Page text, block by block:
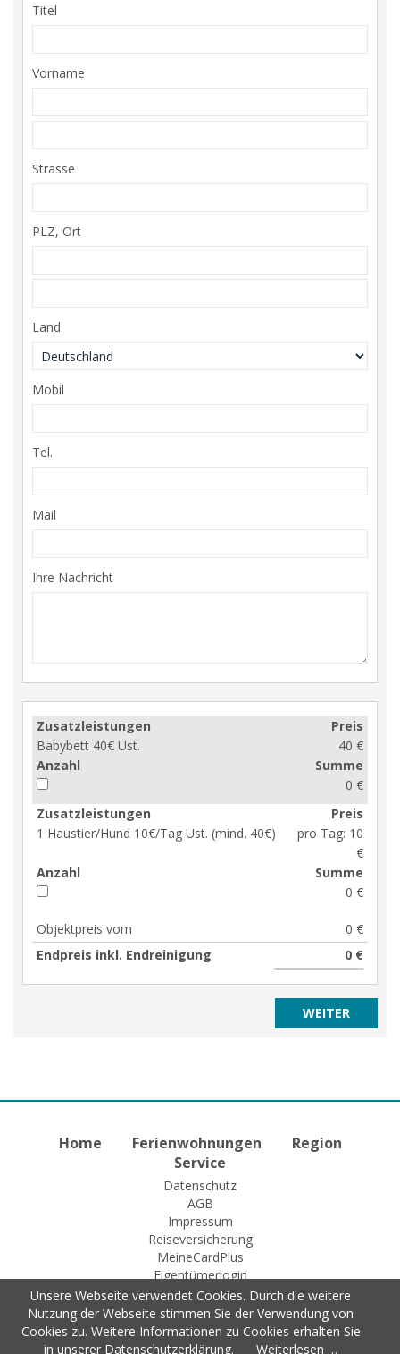
Titel
Vorname
Strasse
PLZ, Ort
Land
Mobil
Tel.
Mail
Ihre Nachricht
Zusatzleistungen
Babybett 40€ Ust.
Preis
40 €
Anzahl
Summe
0 €
Zusatzleistungen
1 Haustier/Hund 10€/Tag Ust. (mind. 40€)
Preis
pro Tag: 10
€
Anzahl
Summe
0 €
Objektpreis vom
0 €
Endpreis inkl. Endreinigung
0 €
Home Ferienwohnungen
Region
Service
Datenschutz
AGB
Impressum
Reiseversicherung
MeineCardPlus
Eigentümerlogin
© 2015 Fewo-Zentrale Willingen
Unsere Webseite verwendet Cookies. Durch die weitere
Nutzung der Webseite stimmen Sie der Verwendung von
Cookies zu. Weitere Informationen zu Cookies erhalten Sie
in unserer Datenschutzerklärung.
Weiterlesen …